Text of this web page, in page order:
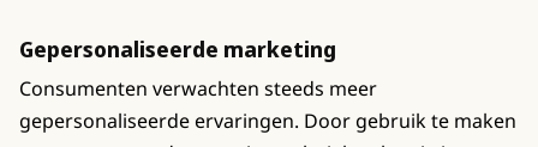
Gepersonaliseerde marketing
Consumenten verwachten steeds meer
gepersonaliseerde ervaringen. Door gebruik te maken